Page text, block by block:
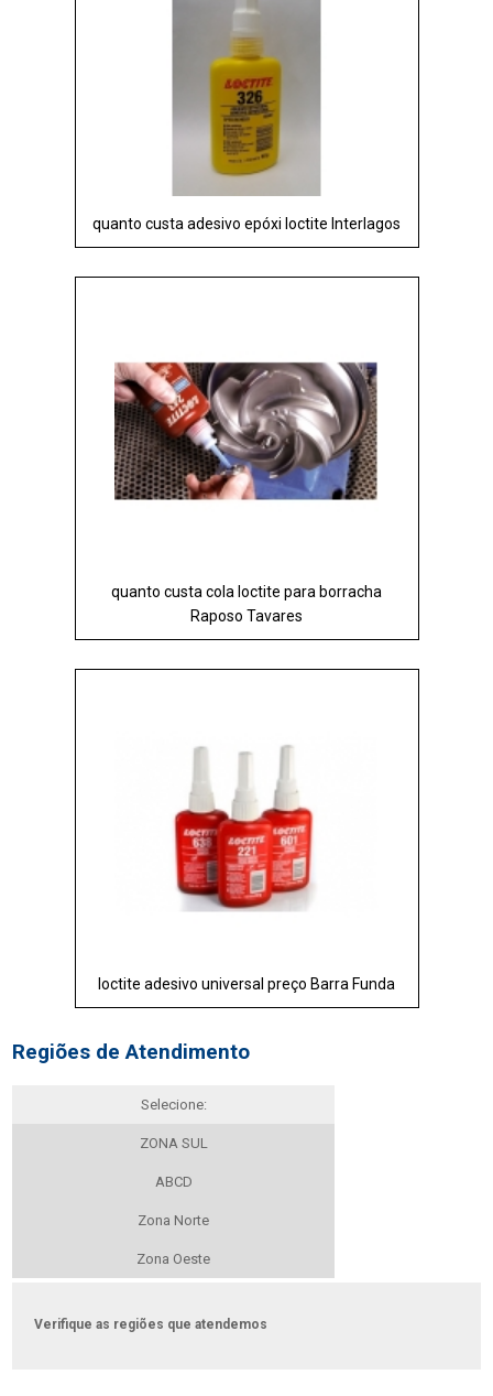
quanto custa adesivo epóxi loctite Interlagos
quanto custa cola loctite para borracha
Raposo Tavares
loctite adesivo universal preço Barra Funda
Regiões de Atendimento
Selecione:
ZONA SUL
ABCD
Zona Norte
Zona Oeste
Verifique as regiões que atendemos